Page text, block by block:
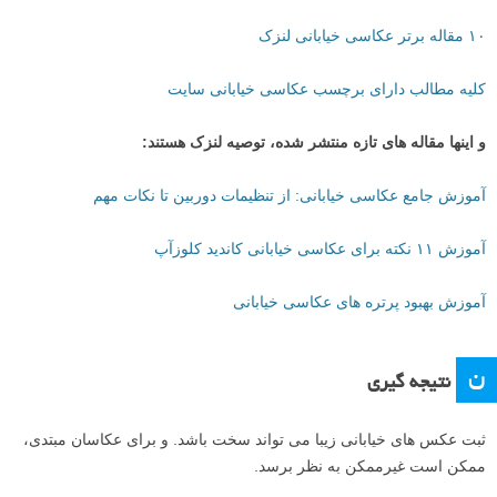
و در این حین چند عکس خیره کننده هم خواهید گرفت.
بیشتر بیاموزید: آموزش ۳ نکته مبتدی برای عکاسی از جزئیات در یک صحنه
مطالعه نکرده باشید و یا بخواهید مرور نمایید. دو لینک زیر به شما کمک می
کلیه مطالب دارای برچسب عکاسی خیابانی سایت
و اینها مقاله های تازه منتشر شده، توصیه لنزک هستند: